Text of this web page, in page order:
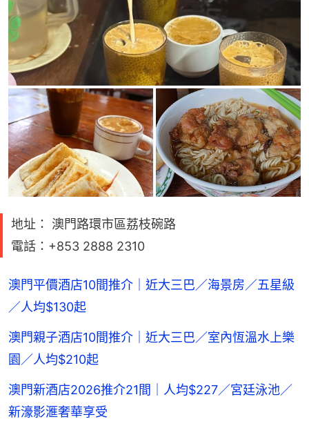
地址： 澳門路環市區荔枝碗路
電話：+853 2888 2310
澳門平價酒店10間推介｜近大三巴／海景房／五星級
／人均$130起
澳門親子酒店10間推介｜近大三巴／室內恆溫水上樂
園／人均$210起
澳門新酒店2026推介21間｜人均$227／宮廷泳池／
新濠影滙奢華享受